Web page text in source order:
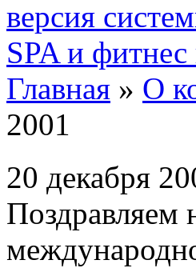
Главная » О
2001
20 декабря
Поздравляем